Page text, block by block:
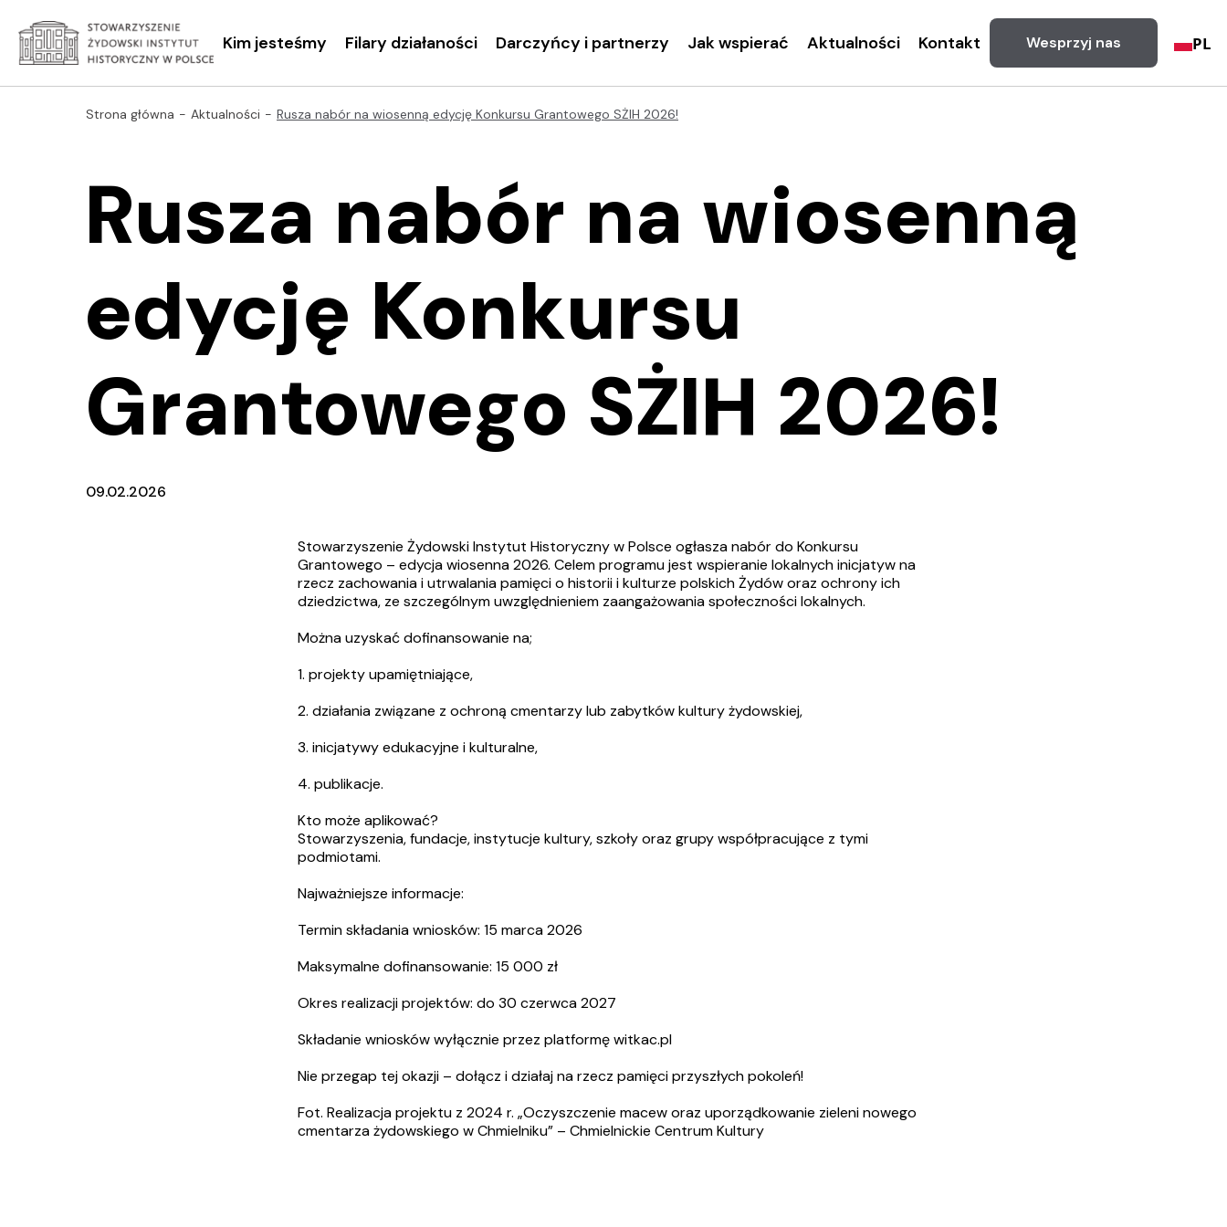
Kim jesteśmy Filary działaności Darczyńcy i partnerzy Jak wspierać Aktualności Kontakt Wesprzyj nas PL
Strona główna Aktualności Rusza nabór na wiosenną edycję Konkursu Grantowego SŻIH 2026!
Rusza nabór na wiosenną
edycję Konkursu
Grantowego SŻIH 2026!
09.02.2026
Stowarzyszenie Żydowski Instytut Historyczny w Polsce ogłasza nabór do Konkursu
Grantowego – edycja wiosenna 2026. Celem programu jest wspieranie lokalnych inicjatyw na
rzecz zachowania i utrwalania pamięci o historii i kulturze polskich Żydów oraz ochrony ich
dziedzictwa, ze szczególnym uwzględnieniem zaangażowania społeczności lokalnych.
Można uzyskać dofinansowanie na;
1. projekty upamiętniające,
2. działania związane z ochroną cmentarzy lub zabytków kultury żydowskiej,
3. inicjatywy edukacyjne i kulturalne,
4. publikacje.
Kto może aplikować?
Stowarzyszenia, fundacje, instytucje kultury, szkoły oraz grupy współpracujące z tymi
podmiotami.
Najważniejsze informacje:
Termin składania wniosków: 15 marca 2026
Maksymalne dofinansowanie: 15 000 zł
Okres realizacji projektów: do 30 czerwca 2027
Składanie wniosków wyłącznie przez platformę witkac.pl
Nie przegap tej okazji – dołącz i działaj na rzecz pamięci przyszłych pokoleń!
Fot. Realizacja projektu z 2024 r. „Oczyszczenie macew oraz uporządkowanie zieleni nowego
cmentarza żydowskiego w Chmielniku” – Chmielnickie Centrum Kultury